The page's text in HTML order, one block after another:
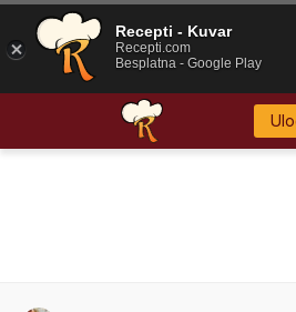
Recepti - Kuvar
Recepti.com
Besplatna - Google Play